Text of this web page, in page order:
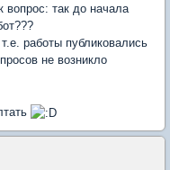
вопрос: так до начала
работы публиковались
не возникло